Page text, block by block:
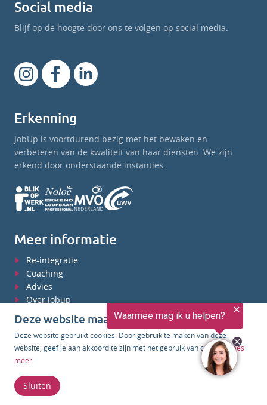
Social media
Blijf op de hoogte door ons te volgen op social media.
Erkenning
JobUp is voortdurend bezig met het bewaken en
verbeteren van de kwaliteit van haar diensten. We zijn
erkend door onderstaande instanties.
Meer informatie
Re-integratie
Coaching
Advies
Over Jobup
Ons werkgebied
Kennisbank
Werken bij JobUp
Contactgegevens
Hoofdlocatie:
Deze website maakt gebruik van cookies
Deze website gebruikt cookies. Door gebruik te maken van deze
website, geef je aan akkoord te zijn met het gebruik van cookies. Lees
meer
Sluiten